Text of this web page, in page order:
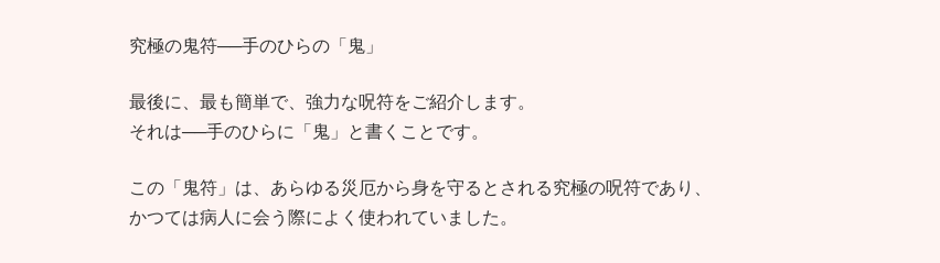
究極の鬼符──手のひらの「鬼」
最後に、最も簡単で、強力な呪符をご紹介します。
それは──手のひらに「鬼」と書くことです。
この「鬼符」は、あらゆる災厄から身を守るとされる究極の呪符であり、
かつては病人に会う際によく使われていました。